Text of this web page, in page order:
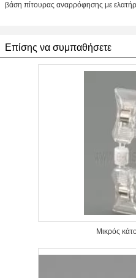
βάση πίτουρας αναρρόφησης με
Επίσης να συμπαθήσετε
Μικρός